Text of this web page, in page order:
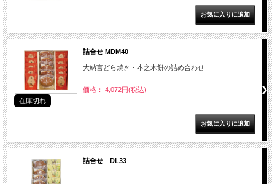
詰合せ MDM40
大納言どら焼き・本之木餅の詰め合わせ
価格： 4,072円(税込)
在庫切れ
詰合せ DL33